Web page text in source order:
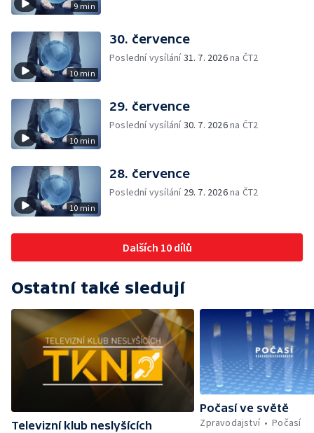
9 min
10 min
30. července
Poslední vysílání31. 7. 2026na ČT2
10 min
29. července
Poslední vysílání30. 7. 2026na ČT2
10 min
28. července
Poslední vysílání 29. 7. 2026na ČT2
Dalších 10 dílů
Ostatní také sledují
Televizní klub neslyšících
Počasí ve světě
Zpravodajství
Počasí